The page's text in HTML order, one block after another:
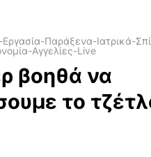
Παράξενα-Ιατρικά-
Αγγελίες-Live
βοηθά να
το